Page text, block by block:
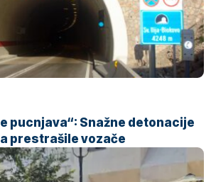
pucnjava“: Snažne detonacije
prestrašile vozače